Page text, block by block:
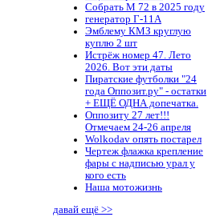
Собрать М 72 в 2025 году
генератор Г-11А
Эмблему КМЗ круглую
куплю 2 шт
Истрёж номер 47. Лето
2026. Вот эти даты
Пиратские футболки "24
года Оппозит.ру" - остатки
+ ЕЩЁ ОДНА допечатка.
Оппозиту 27 лет!!!
Отмечаем 24-26 апреля
Wolkodav опять постарел
Чертеж флажка крепление
фары с надписью урал у
кого есть
Наша мотожизнь
давай ещё >>